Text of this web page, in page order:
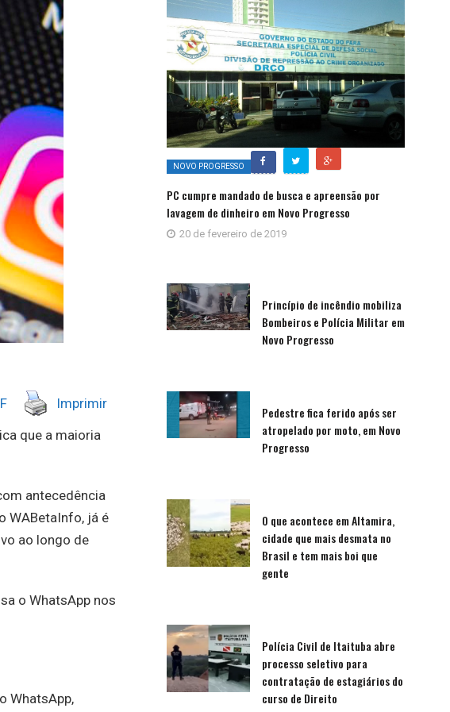
Imprimir
que a maioria
antecedência
WABetaInfo, já é
ao longo de
o WhatsApp nos
WhatsApp,
NOVO PROGRESSO
PC cumpre mandado de busca e apreensão por
lavagem de dinheiro em Novo Progresso
20 de fevereiro de 2019
Princípio de incêndio mobiliza
Bombeiros e Polícia Militar em
Novo Progresso
Pedestre fica ferido após ser
atropelado por moto, em Novo
Progresso
O que acontece em Altamira,
cidade que mais desmata no
Brasil e tem mais boi que
gente
Polícia Civil de Itaituba abre
processo seletivo para
contratação de estagiários do
curso de Direito